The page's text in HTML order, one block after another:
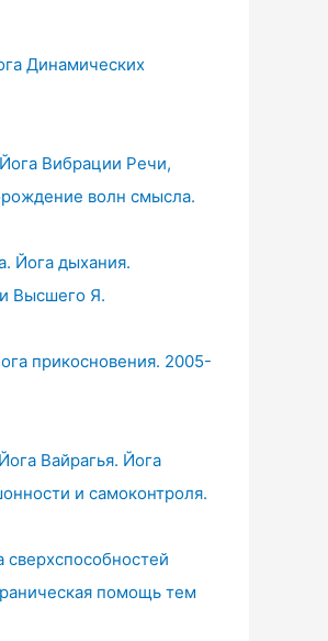
Динамических
Вибрации Речи,
волн смысла.
Йога дыхания.
Высшего Я.
прикосновения. 2005-
Вайрагья. Йога
и самоконтроля.
сверхспособностей
помощь тем